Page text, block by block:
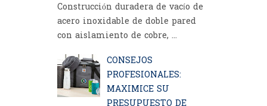
Construcción duradera de vacío de
acero inoxidable de doble pared
con aislamiento de cobre, ...
CONSEJOS
PROFESIONALES:
MAXIMICE SU